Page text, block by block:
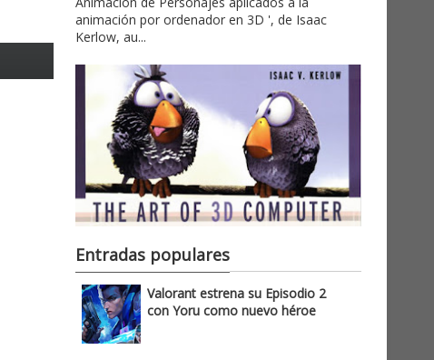
animación por ordenador en 3D ', de Isaac
Kerlow, au...
Entradas populares
Valorant estrena su Episodio 2
con Yoru como nuevo héroe